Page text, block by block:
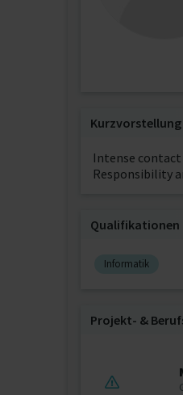
Kurzvorstellung
Intense
Responsibility
Qualifikationen
Informatik
Projekt‐ &